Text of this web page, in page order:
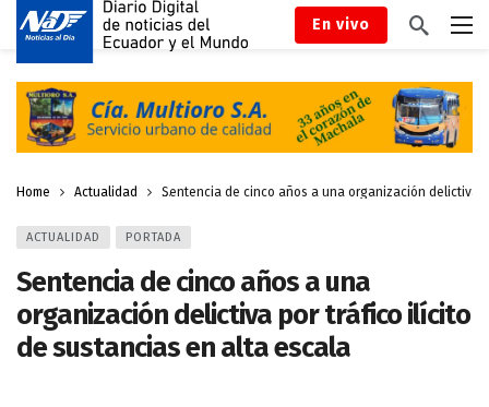
En vivo
Home Actualidad Sentencia de cinco años a una organización delictiva
ACTUALIDAD PORTADA
Sentencia de cinco años a una
organización delictiva por tráfico ilícito
de sustancias en alta escala